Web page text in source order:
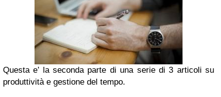
Questa e’ la seconda parte di una serie di 3 articoli su
produttività e gestione del tempo.